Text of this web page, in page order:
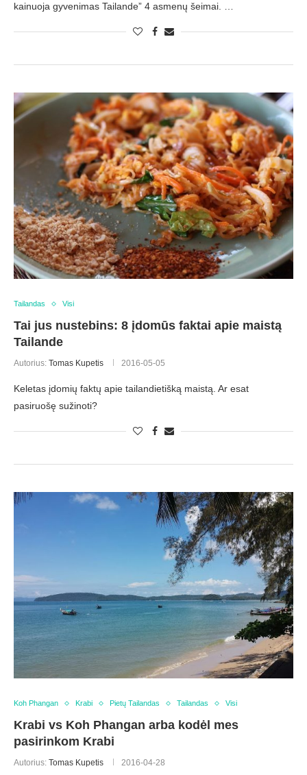
kainuoja gyvenimas Tailande” 4 asmenų šeimai. …
Tailandas Visi
Tai jus nustebins: 8 įdomūs faktai apie maistą
Tailande
Autorius: Tomas Kupetis 2016-05-05
Keletas įdomių faktų apie tailandietišką maistą. Ar esat
pasiruošę sužinoti?
Koh Phangan Krabi Pietų Tailandas Tailandas Visi
Krabi vs Koh Phangan arba kodėl mes
pasirinkom Krabi
Autorius: Tomas Kupetis 2016-04-28